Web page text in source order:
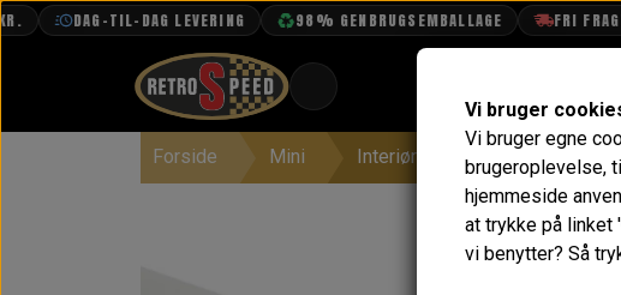
DAG-TIL-DAG LEVERING 98% GENBRUGSEMBALLAGE FRI FRAGT
Forside Mini Interiør Instrument Bord
Vi bruger
Vi bruger egne
brugeroplevelse,
hjemmeside
at trykke på linket
vi benytter? Så